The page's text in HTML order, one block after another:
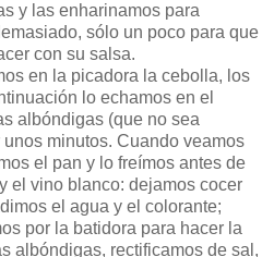
y las enharinamos para
sólo un poco para que
con su salsa.
en la picadora la cebolla, los
lo echamos en el
albóndigas (que no sea
minutos. Cuando veamos
el pan y lo freímos antes de
el vino blanco: dejamos cocer
el agua y el colorante;
por la batidora para hacer la
albóndigas, rectificamos de sal,